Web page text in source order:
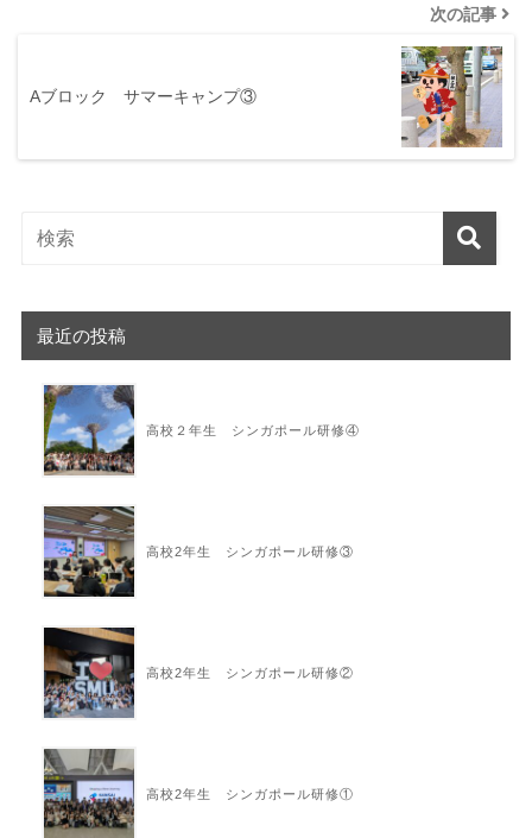
次の記事
Aブロック サマーキャンプ③
最近の投稿
高校２年生 シンガポール研修④
高校2年生 シンガポール研修③
高校2年生 シンガポール研修②
高校2年生 シンガポール研修①